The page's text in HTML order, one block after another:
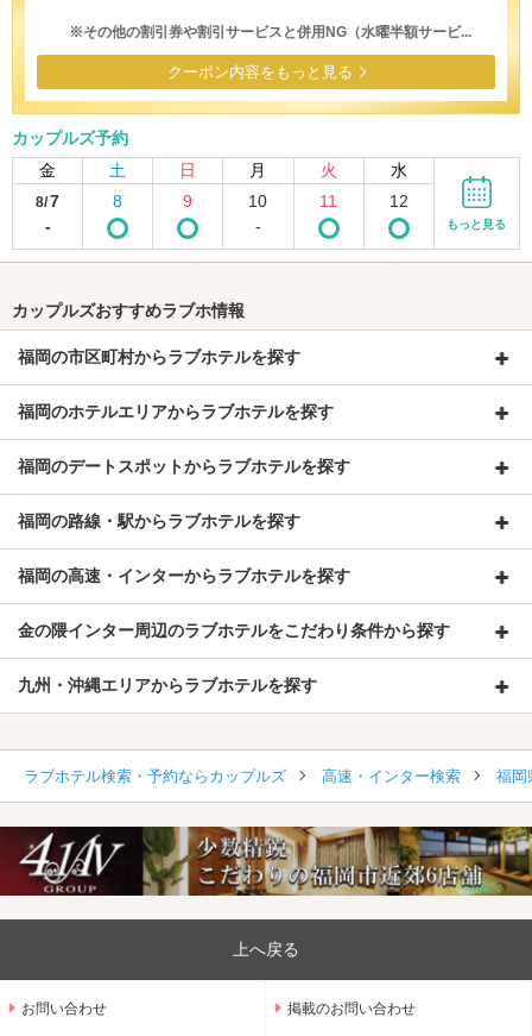
※その他の割引券や割引サービスと併用NG（水曜半額サービ...
クーポン内容をもっと見る
カップルズ予約
金
土 日 月 火 水
8/7
-
8 9
10
-
11 12
もっと見る
カップルズおすすめラブホ情報
福岡の市区町村からラブホテルを探す
福岡のホテルエリアからラブホテルを探す
福岡のデートスポットからラブホテルを探す
福岡の路線・駅からラブホテルを探す
福岡の高速・インターからラブホテルを探す
金の隈インター周辺のラブホテルをこだわり条件から探す
九州・沖縄エリアからラブホテルを探す
ラブホテル検索・予約ならカップルズ 高速・インター検索 福岡
上へ戻る
お問い合わせ 掲載のお問い合わせ